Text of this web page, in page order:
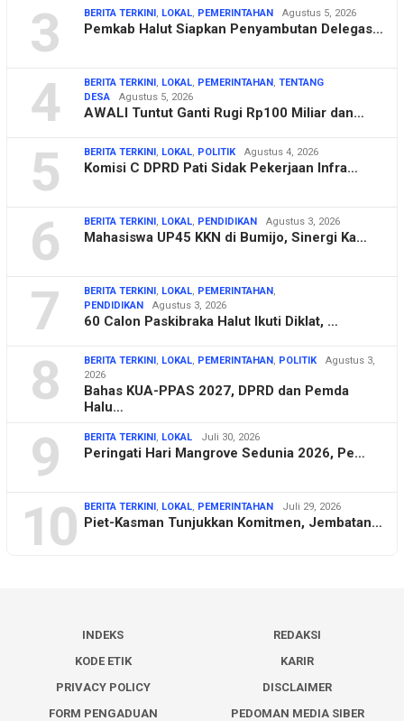
3 BERITA TERKINI , LOKAL, PEMERINTAHAN Agustus 5, 2026
Pemkab Halut Siapkan Penyambutan Delegas…
4 BERITA TERKINI , LOKAL, PEMERINTAHAN , TENTANG
DESA
Agustus 5, 2026
AWALI Tuntut Ganti Rugi Rp100 Miliar dan…
5 BERITA TERKINI , LOKAL, POLITIK Agustus 4, 2026
Komisi C DPRD Pati Sidak Pekerjaan Infra…
6 BERITA TERKINI , LOKAL, PENDIDIKAN Agustus 3, 2026
Mahasiswa UP45 KKN di Bumijo, Sinergi Ka…
7 BERITA TERKINI , LOKAL, PEMERINTAHAN ,
PENDIDIKAN
Agustus 3, 2026
60 Calon Paskibraka Halut Ikuti Diklat, …
8 BERITA TERKINI , LOKAL, PEMERINTAHAN , POLITIK
Agustus 3,
2026
Bahas KUA-PPAS 2027, DPRD dan Pemda
Halu…
9 BERITA TERKINI , LOKAL Juli 30, 2026
Peringati Hari Mangrove Sedunia 2026, Pe…
10 BERITA TERKINI , LOKAL, PEMERINTAHAN Juli 29, 2026
Piet-Kasman Tunjukkan Komitmen, Jembatan…
INDEKS
REDAKSI
KODE ETIK
KARIR
PRIVACY POLICY
DISCLAIMER
FORM PENGADUAN
PEDOMAN MEDIA SIBER